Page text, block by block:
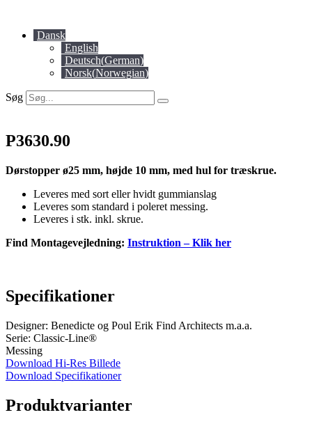
indholdDansk
English
Deutsch(German)
Norsk(Norwegian)
Søg
P3630.90
Dørstopper ø25 mm, højde 10 mm, med hul for træskrue.
Leveres med sort eller hvidt gummianslag
Leveres som standard i poleret messing.
Leveres i stk. inkl. skrue.
Find Montagevejledning: Instruktion – Klik her
Specifikationer
Designer: Benedicte og Poul Erik Find Architects m.a.a.
Serie: Classic-Line®
Messing
Download Hi-Res Billede
Download Specifikationer
Produktvarianter